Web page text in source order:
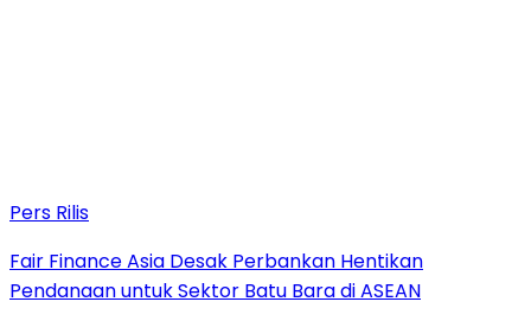
Pers Rilis
Fair Finance Asia Desak Perbankan Hentikan
Pendanaan untuk Sektor Batu Bara di ASEAN